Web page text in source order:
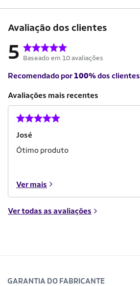
Avaliação dos clientes
5 Baseado em 10 avaliações
Recomendado por 100%dos clientes
Avaliações mais recentes
José
Ótimo produto
Ver mais
Ver todas as avaliações
GARANTIA DO FABRICANTE